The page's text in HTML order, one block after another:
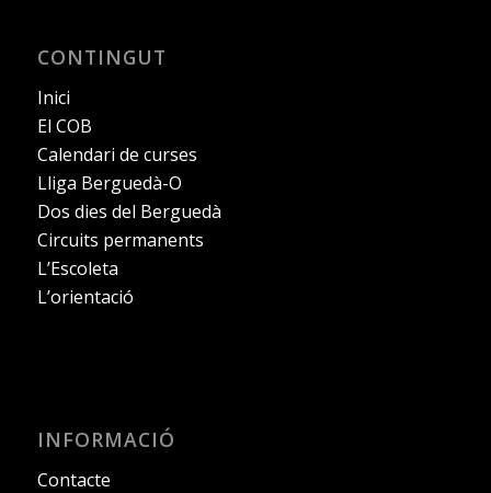
CONTINGUT
Inici
El COB
Calendari de curses
Lliga Berguedà-O
Dos dies del Berguedà
Circuits permanents
L’Escoleta
L’orientació
INFORMACIÓ
Contacte